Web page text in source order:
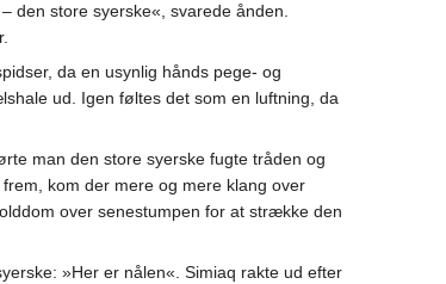
den store syerske«, svarede ånden.
da en usynlig hånds pege- og
ud. Igen føltes det som en luftning, da
man den store syerske fugte tråden og
kom der mere og mere klang over
over senestumpen for at strække den
»Her er nålen«. Simiaq rakte ud efter